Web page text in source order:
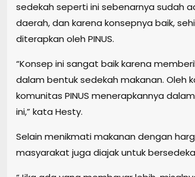
sedekah seperti ini sebenarnya sudah
daerah, dan karena konsepnya baik,
diterapkan oleh PINUS.
“Konsep ini sangat baik karena
dalam bentuk sedekah makanan. Oleh
komunitas PINUS menerapkannya dalam
ini,” kata Hesty.
Selain menikmati makanan dengan
masyarakat juga diajak untuk